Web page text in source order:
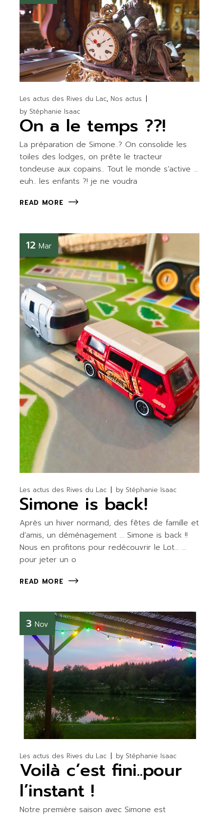
Les actus des Rives du Lac Nos actus
by Stéphanie Isaac
On a le temps ??!
La préparation de Simone..? On consolide les
toiles des lodges, on prête le tracteur
tondeuse aux copains.. Tout le monde s’active …
euh.. les enfants ?! je ne voudra
READ MORE
12 Mar
Les actus des Rives du Lac by Stéphanie Isaac
Simone is back!
Après un hiver normand, des fêtes de famille et
d’amis, un déménagement … Simone is back !!
Nous en profitons pour redécouvrir le Lot… …
pour jeter un o
READ MORE
3 Nov
Les actus des Rives du Lac by Stéphanie Isaac
Voilà c’est fini..pour
l’instant !
Notre première saison avec Simone est